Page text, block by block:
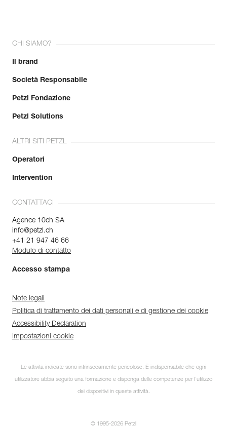
CHI SIAMO?
Il brand
Società Responsabile
Petzl Fondazione
Petzl Solutions
ALTRI SITI PETZL
Operatori
Intervention
CONTATTACI
Agence 10ch SA
info@petzl.ch
+41 21 947 46 66
Modulo di contatto
Accesso stampa
Note legali
Politica di trattamento dei dati personali e di gestione dei cookie
Accessibility Declaration
Impostazioni cookie
Le attività indicate sono intrinsecamente pericolose. È indispensabile che ogni
utilizzatore abbia seguito una formazione e disponga delle competenze per l’utilizzo
dei dispositivi in queste attività.
© 1995-2026 Petzl